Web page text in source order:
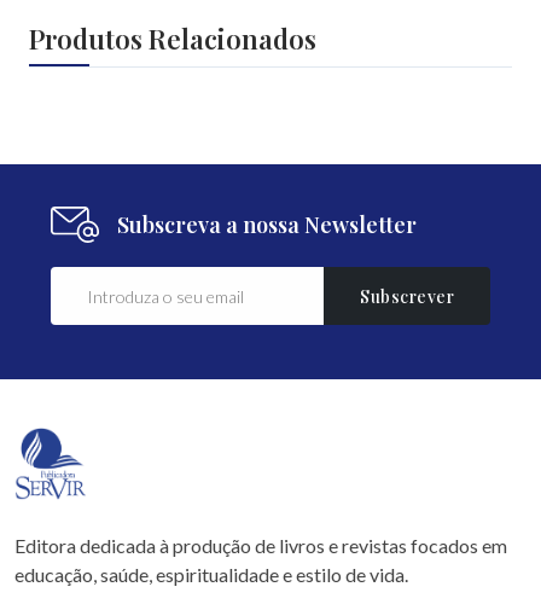
Produtos Relacionados
Subscreva a nossa Newsletter
Subscrever
Editora dedicada à produção de livros e revistas focados em
educação, saúde, espiritualidade e estilo de vida.